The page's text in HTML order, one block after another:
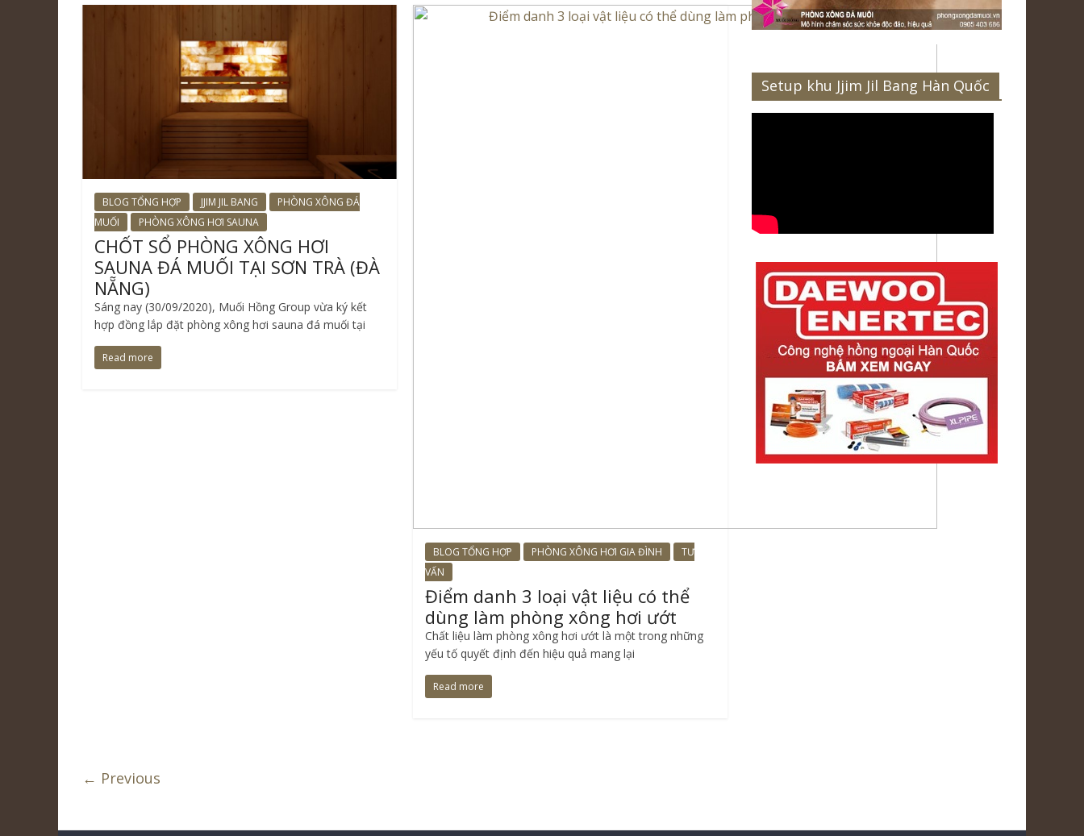
BLOG TỔNG HỢP JJIM JIL BANG
PHÒNG XÔNG ĐÁ
MUỐI
PHÒNG XÔNG HƠI SAUNA
CHỐT SỔ PHÒNG XÔNG HƠI
SAUNA ĐÁ MUỐI TẠI SƠN TRÀ (ĐÀ
NẴNG)
Sáng nay (30/09/2020), Muối Hồng Group vừa ký kết
hợp đồng lắp đặt phòng xông hơi sauna đá muối tại
Read more
BLOG TỔNG HỢP PHÒNG XÔNG HƠI GIA ĐÌNH
TƯ
VẤN
Điểm danh 3 loại vật liệu có thể
dùng làm phòng xông hơi ướt
Chất liệu làm phòng xông hơi ướt là một trong những
yếu tố quyết định đến hiệu quả mang lại
Read more
← Previous
Setup khu Jjim Jil Bang Hàn Quốc